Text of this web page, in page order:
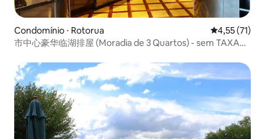
Condomínio ⋅ Rotorua 4,55 de uma
4,55 (71)
市中心豪华临湖排屋 (Moradia de 3 Quartos) - sem TAXA